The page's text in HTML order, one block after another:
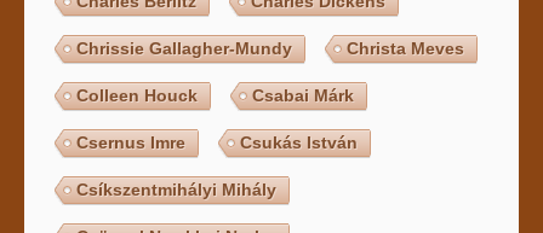
Chrissie Gallagher-Mundy Christa Meves
Colleen Houck Csabai Márk
Csernus Imre Csukás István
Csíkszentmihályi Mihály